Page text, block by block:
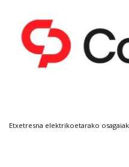
Etxetresna elektrikoetarako osagaiak